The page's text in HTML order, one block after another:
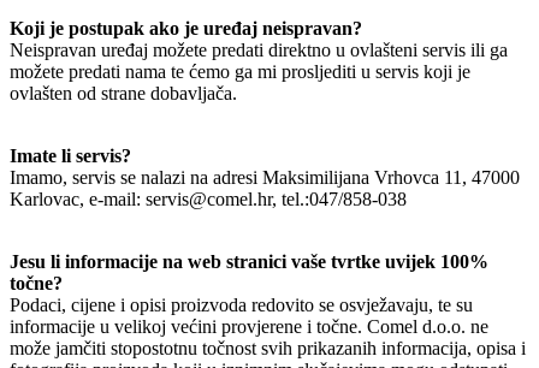
Koji je postupak ako je uređaj neispravan?
Neispravan uređaj možete predati direktno u ovlašteni servis ili ga
možete predati nama te ćemo ga mi prosljediti u servis koji je
ovlašten od strane dobavljača.
Imate li servis?
Imamo, servis se nalazi na adresi Maksimilijana Vrhovca 11, 47000
Karlovac, e-mail: servis@comel.hr, tel.:047/858-038
Jesu li informacije na web stranici vaše tvrtke uvijek 100%
točne?
Podaci, cijene i opisi proizvoda redovito se osvježavaju, te su
informacije u velikoj većini provjerene i točne. Comel d.o.o. ne
može jamčiti stopostotnu točnost svih prikazanih informacija, opisa i